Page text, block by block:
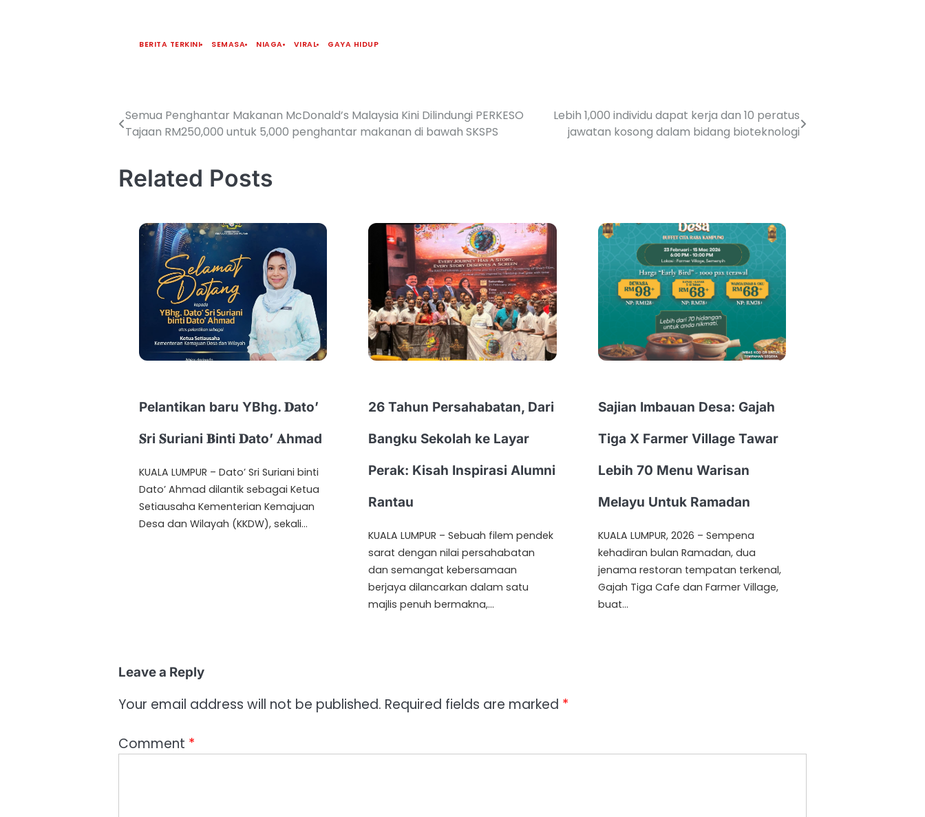
BERITA TERKINI SEMASA NIAGA VIRAL GAYA HIDUP
Semua Penghantar Makanan McDonald’s Malaysia Kini Dilindungi PERKESO
Tajaan RM250,000 untuk 5,000 penghantar makanan di bawah SKSPS
Lebih 1,000 individu dapat kerja dan 10 peratus
jawatan kosong dalam bidang bioteknologi
Related Posts
Pelantikan baru YBhg. 𝐃ato’
𝐒ri 𝐒uriani 𝐁inti 𝐃ato’ 𝐀hmad
KUALA LUMPUR – Dato’ Sri Suriani binti
Dato’ Ahmad dilantik sebagai Ketua
Setiausaha Kementerian Kemajuan
Desa dan Wilayah (KKDW), sekali…
26 Tahun Persahabatan, Dari
Bangku Sekolah ke Layar
Perak: Kisah Inspirasi Alumni
Rantau
KUALA LUMPUR – Sebuah filem pendek
sarat dengan nilai persahabatan
dan semangat kebersamaan
berjaya dilancarkan dalam satu
majlis penuh bermakna,…
Sajian Imbauan Desa: Gajah
Tiga X Farmer Village Tawar
Lebih 70 Menu Warisan
Melayu Untuk Ramadan
KUALA LUMPUR, 2026 – Sempena
kehadiran bulan Ramadan, dua
jenama restoran tempatan terkenal,
Gajah Tiga Cafe dan Farmer Village,
buat…
Leave a Reply
Your email address will not be published. Required fields are marked *
Comment *